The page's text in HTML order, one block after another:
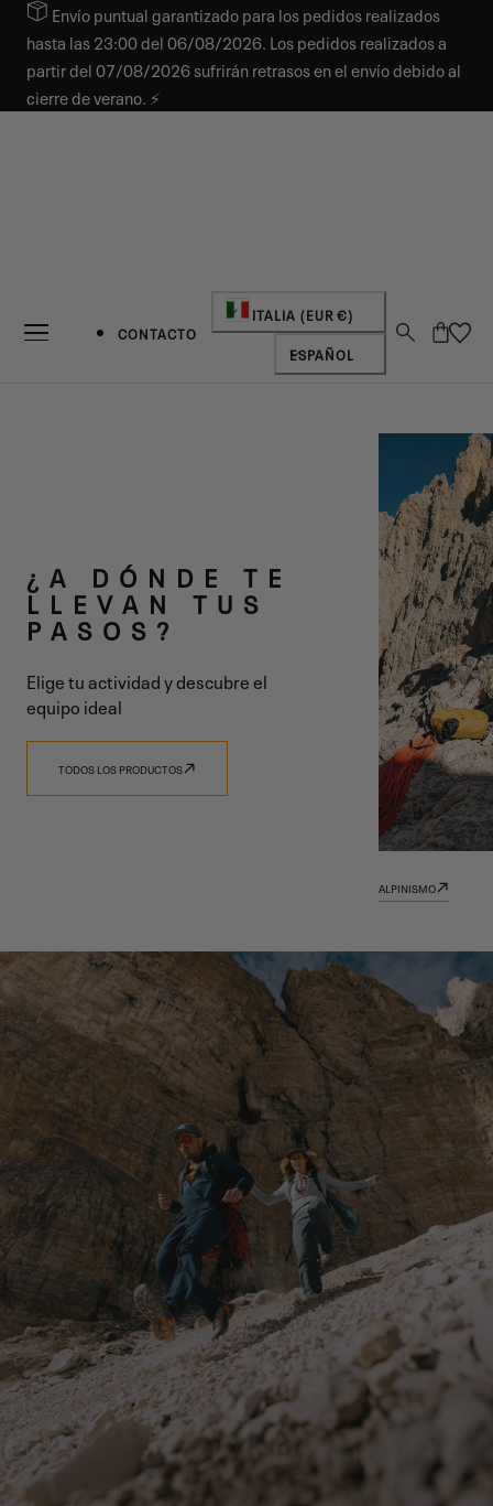
AL CONTENIDOEnvío puntual garantizado para los pedidos realizados
hasta las 23:00 del 06/08/2026. Los pedidos realizados a
partir del 07/08/2026 sufrirán retrasos en el envío debido al
cierre de verano. ⚡
CONTACTO
País/región
ITALIA (EUR €)
Idioma
ESPAÑOL
Carro
UNA SOLA
VISIÓN
DESCUBRE TRADIZIONE
¿A DÓNDE TE
LLEVAN TUS
PASOS?
Elige tu actividad y descubre el
equipo ideal
TODOS LOS PRODUCTOS
ALPINISMO